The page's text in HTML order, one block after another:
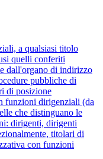
a qualsiasi titolo
quelli conferiti
dall'organo di indirizzo
pubbliche di
di posizione
funzioni dirigenziali (da
che distinguano le
dirigenti, dirigenti
titolari di
con funzioni